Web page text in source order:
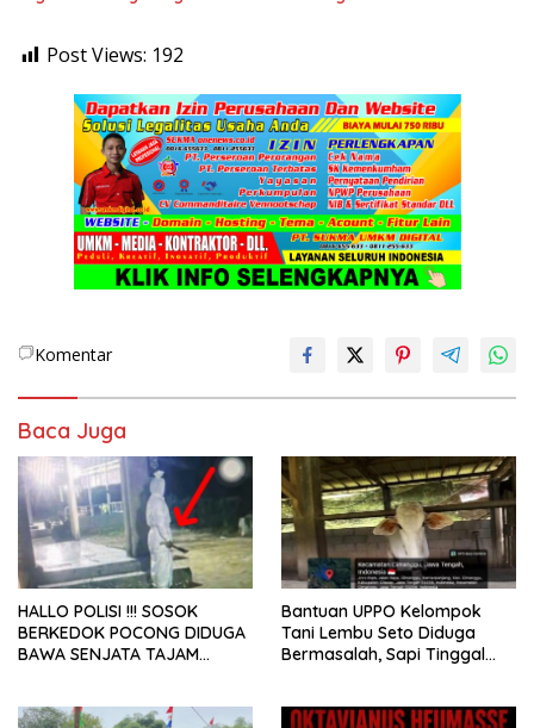
Post Views: 192
Komentar
Baca Juga
HALLO POLISI !!! SOSOK
BERKEDOK POCONG DIDUGA
BAWA SENJATA TAJAM
LEBONG
Bantuan UPPO Kelompok
Tani Lembu Seto Diduga
Bermasalah, Sapi Tinggal